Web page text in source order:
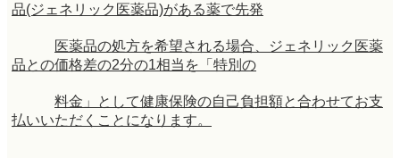
品(ジェネリック医薬品)がある薬で先発
医薬品の処方を希望される場合、ジェネリック医薬
品との価格差の2分の1相当を「特別の
料金」として健康保険の自己負担額と合わせてお支
払いいただくことになります。